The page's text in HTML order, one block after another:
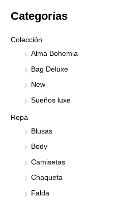
Categorías
Colección
Alma Bohemia
Bag Deluxe
New
Sueños luxe
Ropa
Blusas
Body
Camisetas
Chaqueta
Falda